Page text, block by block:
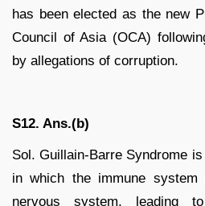
has been elected as the new
Council of Asia (OCA)
by allegations of corruption.
S12. Ans.(b)
Sol. Guillain-Barre Syndrome
in which the immune system
nervous system, leading